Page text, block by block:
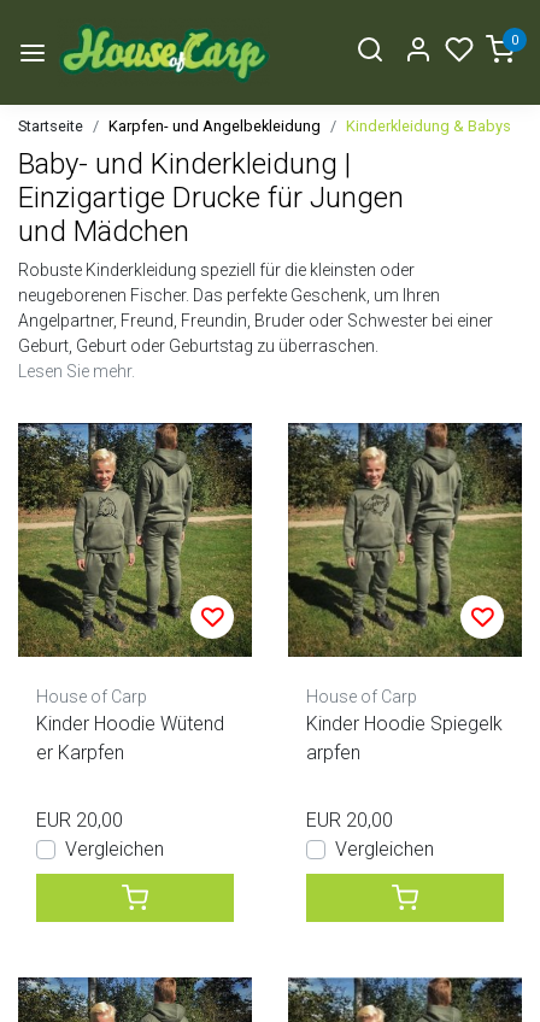
0
Startseite Karpfen- und Angelbekleidung Kinderkleidung & Babys
Baby- und Kinderkleidung |
Einzigartige Drucke für Jungen
und Mädchen
Robuste Kinderkleidung speziell für die kleinsten oder
neugeborenen Fischer. Das perfekte Geschenk, um Ihren
Angelpartner, Freund, Freundin, Bruder oder Schwester bei einer
Geburt, Geburt oder Geburtstag zu überraschen.
Lesen Sie mehr.
House of Carp
Kinder Hoodie Wütend
er Karpfen
EUR 20,00
Vergleichen
House of Carp
Kinder Hoodie Spiegelk
arpfen
EUR 20,00
Vergleichen